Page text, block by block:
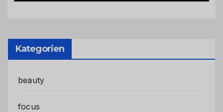
Kategorien
beauty
focus